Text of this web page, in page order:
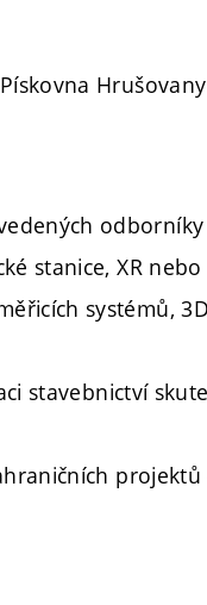
stanice, XR
systémů,
stavebnictví